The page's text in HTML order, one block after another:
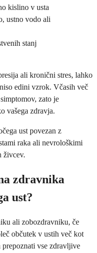
kislino v usta
ustno vodo ali
stanj
ali kronični stres, lahko
edini vzrok. Včasih več
zato je
vašega zdravja.
ust povezan z
raka ali nevrološkimi
živcev.
zdravnika
ust?
ali zobozdravniku, če
občutek v ustih več kot
vse zdravljive